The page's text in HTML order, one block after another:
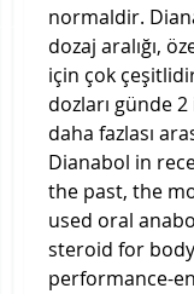
normaldir.
dozaj aralığı,
için çok
dozları günde
daha fazlası
Dianabol in
the past, the
used oral
steroid for
performance-